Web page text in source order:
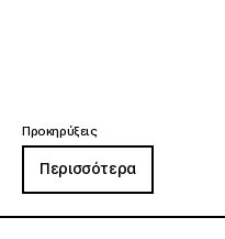
Προκηρύξεις
Περισσότερα